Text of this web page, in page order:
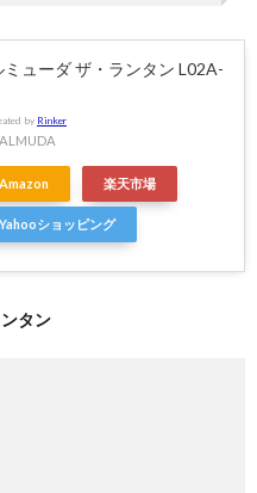
ミューダ ザ・ランタン L02A-
by Rinker
Amazon 楽天市場
Yahooショッピング
タン